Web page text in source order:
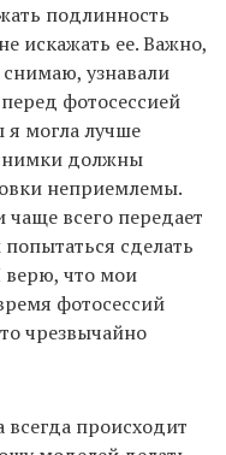
подлинность
искажать ее. Важно,
узнавали
фотосессией
я могла лучше
должны
неприемлемы.
всего передает
сделать
верю, что мои
фотосессий
чрезвычайно
происходит